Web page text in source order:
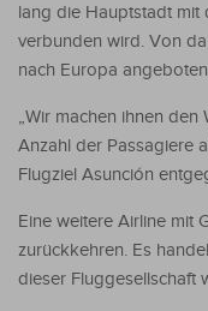
lang die Hauptstadt mit
verbunden wird. Von
nach Europa
„Wir machen ihnen
Anzahl der Passagiere
Flugziel Asunción
Eine weitere Airline mit
zurückkehren. Es
dieser Fluggesellschaft